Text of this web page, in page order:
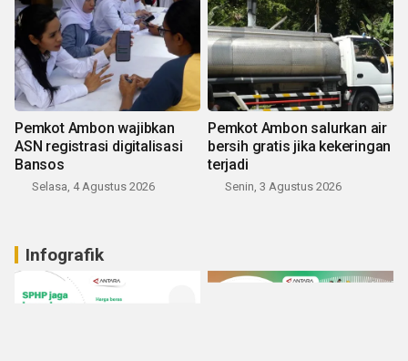
Pemkot Ambon wajibkan
ASN registrasi digitalisasi
Bansos
Selasa, 4 Agustus 2026
Pemkot Ambon salurkan air
bersih gratis jika kekeringan
terjadi
Senin, 3 Agustus 2026
Infografik